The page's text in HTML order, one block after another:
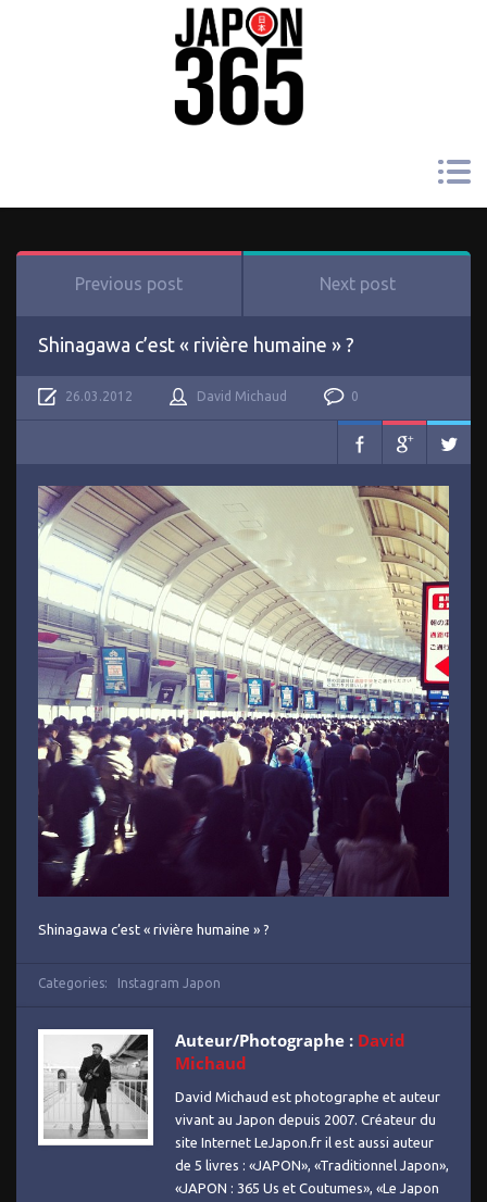
Previous post Next post
Shinagawa c’est « rivière humaine » ?
26.03.2012 David Michaud 0
Shinagawa c’est « rivière humaine » ?
Categories: Instagram Japon
Auteur/Photographe : David
Michaud
David Michaud est photographe et auteur
vivant au Japon depuis 2007. Créateur du
site Internet LeJapon.fr il est aussi auteur
de 5 livres : «JAPON», «Traditionnel Japon»,
«JAPON : 365 Us et Coutumes», «Le Japon